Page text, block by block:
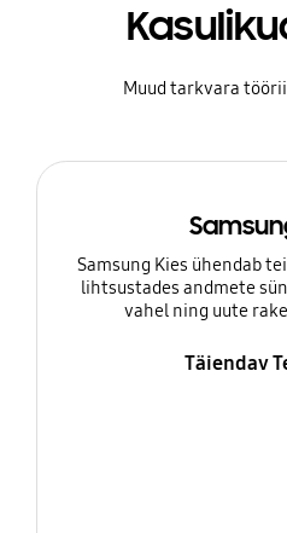
Muud tarkvara
Samsung Kies ühendab
lihtsustades andmete
vahel ning uute
Täiendav